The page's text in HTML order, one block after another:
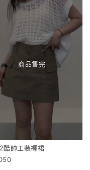
商品售完
酷帥工裝褲裙